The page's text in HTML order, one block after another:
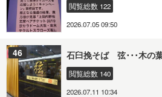
閲覧総数 122
2026.07.05 09:50
46 石臼挽そば 弦･･･木の
閲覧総数 140
2026.07.11 10:34